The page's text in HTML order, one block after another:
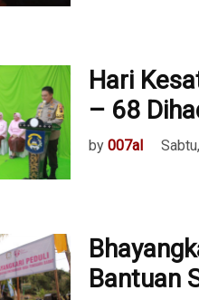
Hari
– 68
by 007al
Bantuan